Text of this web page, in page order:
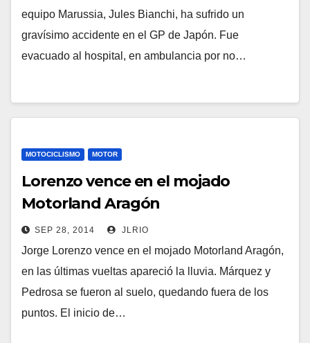
equipo Marussia, Jules Bianchi, ha sufrido un
gravísimo accidente en el GP de Japón. Fue
evacuado al hospital, en ambulancia por no…
MOTOCICLISMO MOTOR
Lorenzo vence en el mojado
Motorland Aragón
SEP 28, 2014 JLRIO
Jorge Lorenzo vence en el mojado Motorland Aragón,
en las últimas vueltas apareció la lluvia. Márquez y
Pedrosa se fueron al suelo, quedando fuera de los
puntos. El inicio de…